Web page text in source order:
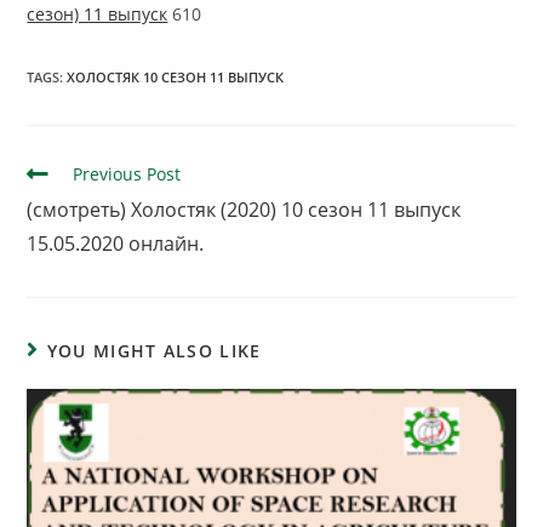
сезон) 11 выпуск 610
TAGS:ХОЛОСТЯК 10 СЕЗОН 11 ВЫПУСК
Previous Post
(смотреть) Холостяк (2020) 10 сезон 11 выпуск
15.05.2020 онлайн.
YOU MIGHT ALSO LIKE